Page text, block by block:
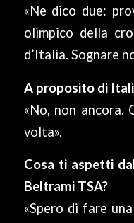
«Ne dico due:
olimpico della
d’Italia. Sognare
A proposito di
«No, non ancora.
volta».
Cosa ti aspetti
Beltrami TSA?
«Spero di fare